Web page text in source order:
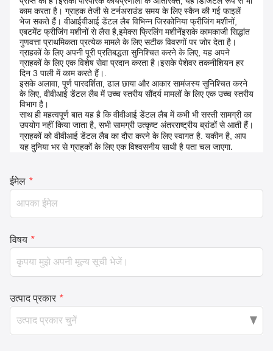
काम करता है। ग्राहक तेजी से टर्नअराउंड समय के लिए स्कैन की गई फाइलें
भेज सकते हैं। वीआईवीआई डेंटल लैब विभिन्न जिरकोनिया फ्रीजिंग मशीनों,
एबटमेंट फ्रीजिंग मशीनों से लैस है,इमेक्स फ्रिलिंग मशीनेंइसके कामकाजी सिद्धांत
गुणवत्ता प्राथमिकता प्रत्येक मामले के लिए सटीक विवरणों पर जोर देता है।
ग्राहकों के लिए अपनी पूरी प्रतिबद्धता सुनिश्चित करने के लिए, यह अपने
ग्राहकों के लिए एक विशेष सेवा प्रदान करता है।इसके पेशेवर तकनीशियन हर
दिन 3 पाली में काम करते हैं।.
इसके अलावा, पूर्ण पारदर्शिता, ढाल छाया और आकार सामंजस्य सुनिश्चित करने
के लिए, वीवीआई डेंटल लैब में उच्च स्तरीय सौंदर्य मामलों के लिए एक उच्च स्तरीय
विभाग है।
साथ ही महत्वपूर्ण बात यह है कि वीवीआई डेंटल लैब में कभी भी सस्ती सामग्री का
उपयोग नहीं किया जाता है, सभी सामग्री उत्कृष्ट अंतरराष्ट्रीय ब्रांडों से आती हैं।
ग्राहकों को वीवीआई डेंटल लैब का दौरा करने के लिए स्वागत है. यकीन है, आप
यह दुनिया भर से ग्राहकों के लिए एक विश्वसनीय साथी है पता चल जाएगा.
ईमेल *
विषय *
उत्पाद प्रकार *